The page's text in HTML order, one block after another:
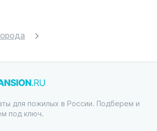
для пожилых в России. Подберем и
под ключ.